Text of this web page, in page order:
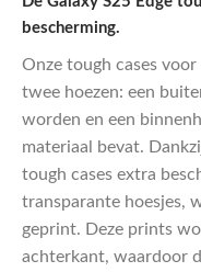
€29,95.
bescherming.
Onze tough cases
twee hoezen: een
worden en een
materiaal bevat.
tough cases extra
transparante hoesjes,
geprint. Deze prints
achterkant, waardoor